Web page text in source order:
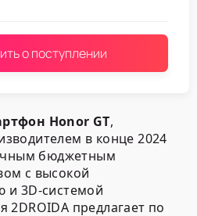
о поступлении
Honor GT,
в конце 2024
бюджетным
с высокой
и 3D-системой
предлагает по